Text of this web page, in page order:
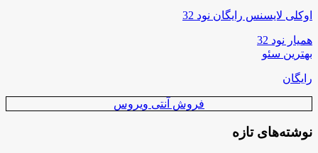
اوکلی لایسنس رایگان نود 32
همیار نود 32
بهترین سئو
رایگان
فروش آنتی ویروس
نوشته‌های تازه